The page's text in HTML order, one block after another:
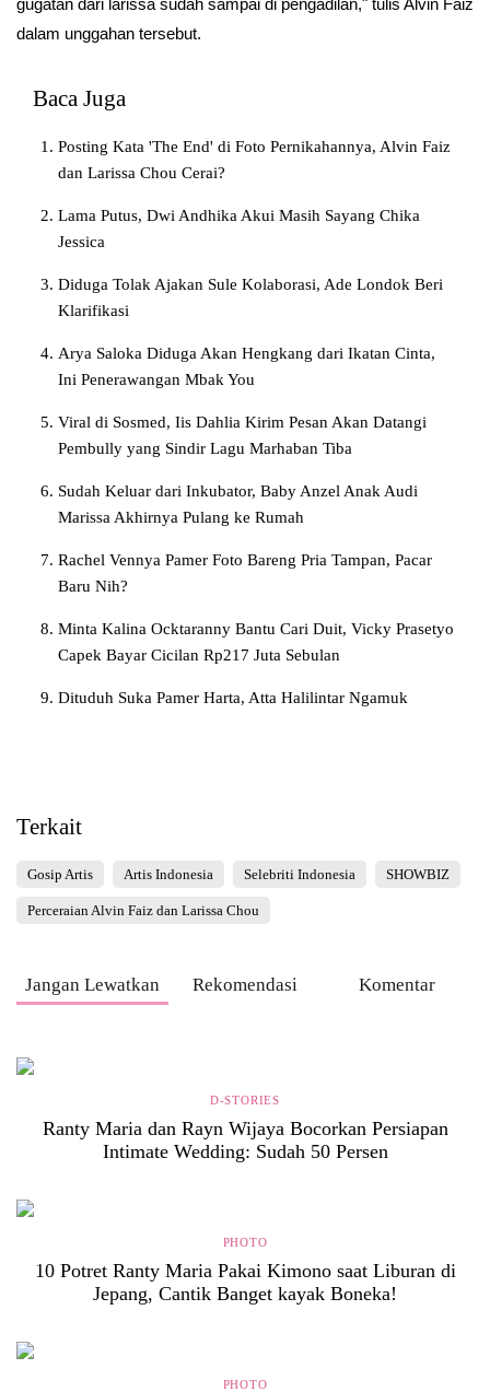
dalam unggahan tersebut.
Baca Juga
Posting Kata 'The End' di Foto Pernikahannya, Alvin Faiz
dan Larissa Chou Cerai?
Lama Putus, Dwi Andhika Akui Masih Sayang Chika
Jessica
Diduga Tolak Ajakan Sule Kolaborasi, Ade Londok Beri
Klarifikasi
Arya Saloka Diduga Akan Hengkang dari Ikatan Cinta,
Ini Penerawangan Mbak You
Viral di Sosmed, Iis Dahlia Kirim Pesan Akan Datangi
Pembully yang Sindir Lagu Marhaban Tiba
Sudah Keluar dari Inkubator, Baby Anzel Anak Audi
Marissa Akhirnya Pulang ke Rumah
Rachel Vennya Pamer Foto Bareng Pria Tampan, Pacar
Baru Nih?
Minta Kalina Ocktaranny Bantu Cari Duit, Vicky Prasetyo
Capek Bayar Cicilan Rp217 Juta Sebulan
Dituduh Suka Pamer Harta, Atta Halilintar Ngamuk
Terkait
Gosip Artis Artis Indonesia Selebriti Indonesia SHOWBIZ
Perceraian Alvin Faiz dan Larissa Chou
Jangan Lewatkan Rekomendasi Komentar
D-STORIES
Ranty Maria dan Rayn Wijaya Bocorkan Persiapan
Intimate Wedding: Sudah 50 Persen
PHOTO
10 Potret Ranty Maria Pakai Kimono saat Liburan di
Jepang, Cantik Banget kayak Boneka!
PHOTO